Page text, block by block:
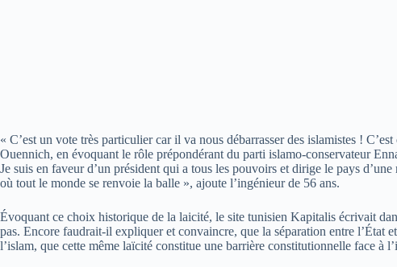
« C’est un vote très particulier car il va nous débarrasser des islamistes !
Ouennich, en évoquant le rôle prépondérant du parti islamo-conservateur
Je suis en faveur d’un président qui a tous les pouvoirs et dirige le pays
où tout le monde se renvoie la balle », ajoute l’ingénieur de 56 ans.
Évoquant ce choix historique de la laicité, le site tunisien Kapitalis écrivait
pas. Encore faudrait-il expliquer et convaincre, que la séparation entre l’État
l’islam, que cette même laïcité constitue une barrière constitutionnelle face à